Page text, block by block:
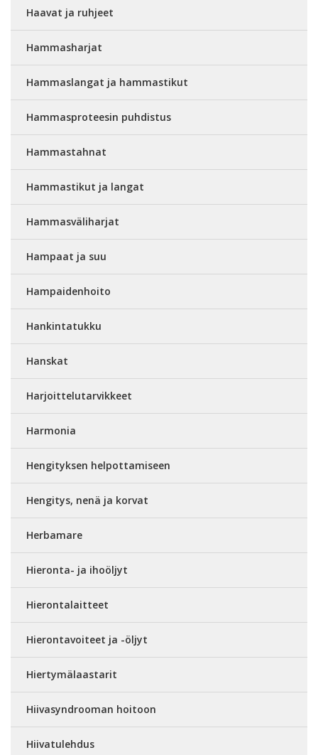
Haavat ja ruhjeet
Hammasharjat
Hammaslangat ja hammastikut
Hammasproteesin puhdistus
Hammastahnat
Hammastikut ja langat
Hammasväliharjat
Hampaat ja suu
Hampaidenhoito
Hankintatukku
Hanskat
Harjoittelutarvikkeet
Harmonia
Hengityksen helpottamiseen
Hengitys, nenä ja korvat
Herbamare
Hieronta- ja ihoöljyt
Hierontalaitteet
Hierontavoiteet ja -öljyt
Hiertymälaastarit
Hiivasyndrooman hoitoon
Hiivatulehdus